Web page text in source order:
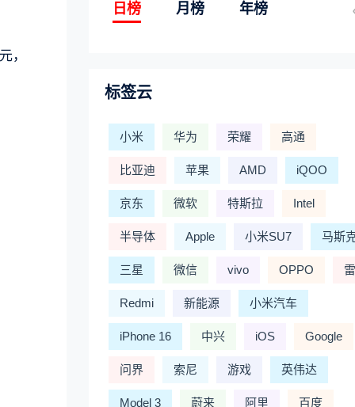
，
日榜 月榜 年榜
标签云
小米 华为 荣耀 高通
比亚迪 苹果 AMD iQOO
京东 微软 特斯拉 Intel
半导体 Apple 小米SU7 马斯
三星 微信 vivo OPPO
Redmi 新能源 小米汽车
iPhone 16 中兴 iOS Google
问界 索尼 游戏 英伟达
Model 3 蔚来 阿里 百度